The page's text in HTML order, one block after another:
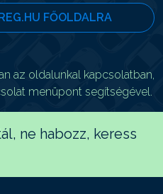
FŐOLDALRA
az oldalunkal kapcsolatban,
menüpont segítségével.
ne habozz, keress